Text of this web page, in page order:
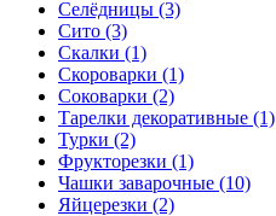
Селёдницы (3)
Сито (3)
Скалки (1)
Скороварки (1)
Соковарки (2)
Тарелки декоративные (1)
Турки (2)
Фрукторезки (1)
Чашки заварочные (10)
Яйцерезки (2)